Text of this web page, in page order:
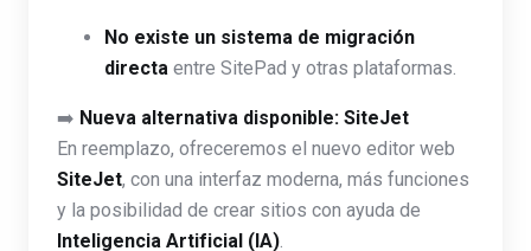
No existe un sistema de migración
directa entre SitePad y otras plataformas.
➡️ Nueva alternativa disponible: SiteJet
En reemplazo, ofreceremos el nuevo editor web
SiteJet, con una interfaz moderna, más funciones
y la posibilidad de crear sitios con ayuda de
Inteligencia Artificial (IA).